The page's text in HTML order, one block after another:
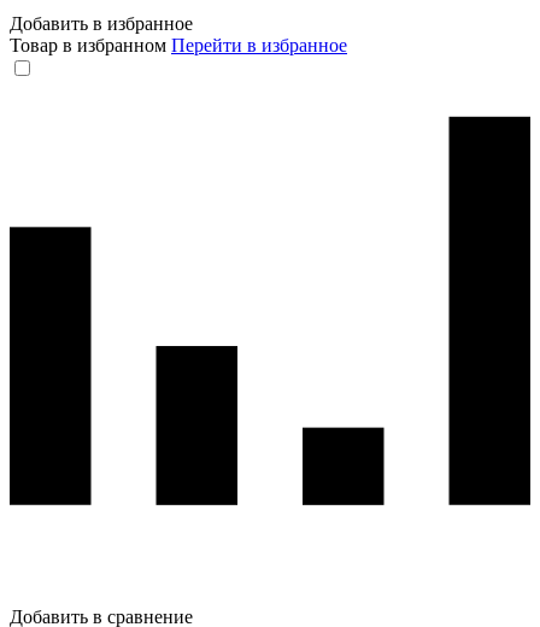
Добавить в избранное
Товар в избранном Перейти в избранное
Добавить в сравнение